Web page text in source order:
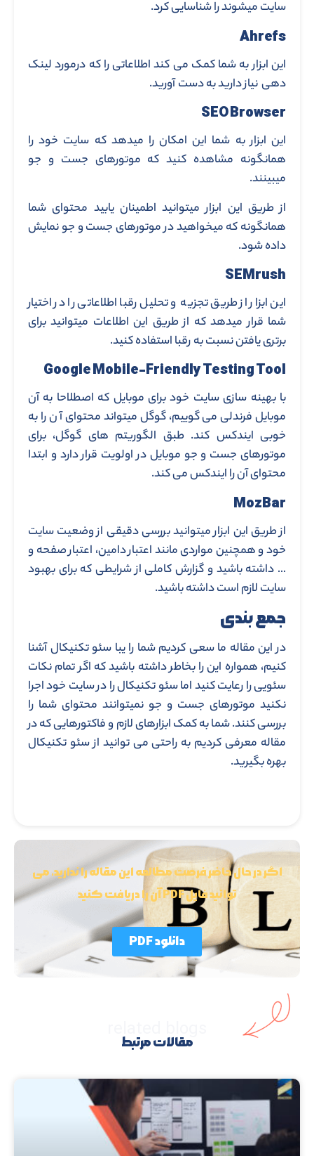
سایت میشوند را شناسایی کرد.
Ahrefs
این ابزار به شما کمک می کند اطلاعاتی را که درمورد لینک
دهی نیاز دارید به دست آورید.
SEO Browser
این ابزار به شما این امکان را میدهد که سایت خود را
همانگونه مشاهده کنید که موتورهای جست و جو
میبینند.
از طریق این ابزار میتوانید اطمینان یابید محتوای شما
همانگونه که میخواهید در موتورهای جست و جو نمایش
داده شود.
SEMrush
این ابزار از طریق تجزیه و تحلیل رقبا اطلاعاتی را در اختیار
شما قرار میدهد که از طریق این اطلاعات میتوانید برای
برتری یافتن نسبت به رقبا استفاده کنید.
Google Mobile-Friendly Testing Tool
با بهینه سازی سایت خود برای موبایل که اصطلاحا به آن
موبایل فرندلی می گوییم، گوگل میتواند محتوای آ ن را به
خوبی ایندکس کند. طبق الگوریتم های گوگل، برای
موتورهای جست و جو موبایل در اولویت قرار دارد و ابتدا
محتوای آن را ایندکس می کند.
MozBar
از طریق این ابزار میتوانید بررسی دقیقی از وضعیت سایت
خود و همچنین مواردی مانند اعتبار دامین، اعتبار صفحه و
… داشته باشید و گزارش کاملی از شرایطی که برای بهبود
سایت لازم است داشته باشید.
جمع بندی
در این مقاله ما سعی کردیم شما را یبا سئو تکنیکال آشنا
کنیم، همواره این را بخاطر داشته باشید که اگر تمام نکات
سئویی را رعایت کنید اما سئو تکنیکال را در سایت خود اجرا
نکنید موتورهای جست و جو نمیتوانند محتوای شما را
بررسی کنند. شما به کمک ابزارهای لازم و فاکتورهایی که در
مقاله معرفی کردیم به راحتی می توانید از سئو تکنیکال
بهره بگیرید.
اگر در حال حاضر فرصت مطالعه این مقاله را ندارید، می
توانید فایل PDF آن را دریافت کنید
دانلود PDF
مقالات مرتبط